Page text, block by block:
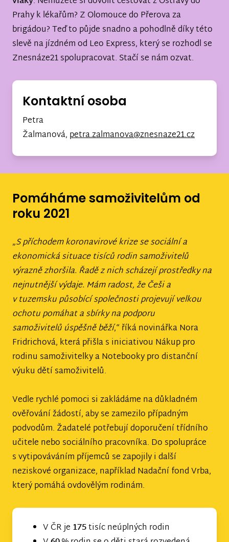
Prahy k lékařům? Z Olomouce do Přerova za
brigádou? Teď to půjde snadno a pohodlně díky této
slevě na jízdném od Leo Express, který se rozhodl se
Znesnáze21 spolupracovat. Stačí se nám ozvat.
Kontaktní osoba
Petra
Žalmanová, petra.zalmanova@znesnaze21.cz
Pomáháme samoživitelům od
roku 2021
„S příchodem koronavirové krize se sociální a
ekonomická situace tisíců rodin samoživitelů
výrazně zhoršila. Řadě z nich scházejí prostředky na
nejnutnější výdaje. Mám radost, že Češi a
v tuzemsku působící společnosti projevují velkou
ochotu pomáhat a sbírky na podporu
samoživitelů úspěšně běží,“ říká novinářka Nora
Fridrichová, která přišla s iniciativou Nákup pro
rodinu samoživitelky a Notebooky pro distanční
výuku dětí samoživitelů.
Vedle rychlé pomoci si zakládáme na důkladném
ověřování žádostí, aby se zamezilo případným
podvodům. Žadatelé potřebují doporučení třídního
učitele nebo sociálního pracovníka. Do spolupráce
s vytipováváním příjemců se zapojily i další
neziskové organizace, například Nadační fond Vrba,
který pomáhá ovdovělým rodinám.
V ČR je 175tisíc neúplných rodin